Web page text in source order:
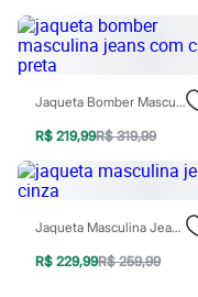
Beleza
Kits
Perfumes árabes
Novidades
Cabelos
Condicionador
Escovas e Pentes
Shampoo
Tratamento
Cuidados com o corpo
Hidratante
Protetor solar
Tratamento
Jaqueta Bomber Masculina Jeans Com Capuz Preta
R$ 219,99R$ 319,99
Jaqueta Masculina Jeans Cinza
R$ 229,99R$ 259,99